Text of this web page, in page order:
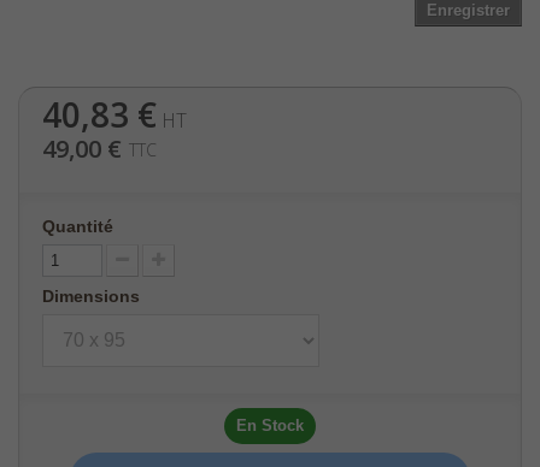
Enregistrer
40,83 € HT
49,00 € TTC
Quantité
Dimensions
En Stock